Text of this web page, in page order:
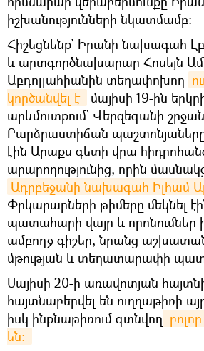
իշխանությունների նկատմամբ:
Հիշեցնենք` Իրանի նախագահ
և արտգործնախարար Հոսեյն
Աբդոլլահիանին տեղափոխող
կործանվել է
մայիսի 19-ին
արևմուտքում՝ Վերզեգանի
Բարձրաստիճան
էին Արաքս գետի վրա
արարողությունից, որին
Ադրբեջանի նախագահ Իլհամ
Փրկարարների թիմերը մեկնել
պատահարի վայր և որոնումներ
ամբողջ գիշեր, նրանց
մթության և տեղատարափի
Մայիսի 20-ի առավոտյան
հայտնաբերվել են ուղղաթիռի
իսկ ինքնաթիռում գտնվող
են։